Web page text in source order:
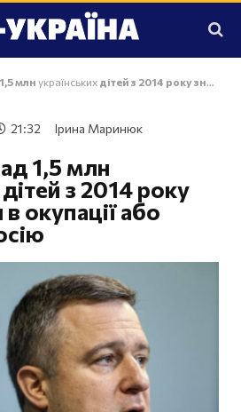
млн українських дітей з 2014 року знаходяться в окупації або вивезені в росію
21:32 Ірина Маринюк
1,5 млн
дітей з 2014 року
окупації або